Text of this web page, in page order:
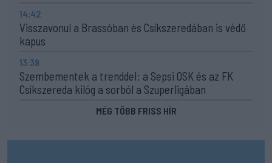
14:42
Visszavonul a Brassóban és Csíkszeredában is védő
kapus
13:39
Szembementek a trenddel: a Sepsi OSK és az FK
Csíkszereda kilóg a sorból a Szuperligában
MÉG TÖBB FRISS HÍR